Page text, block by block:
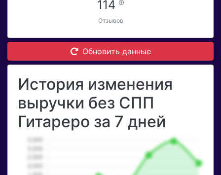
114
Отзывов
Обновить данные
История изменения
выручки без СПП
Гитареро за 7 дней